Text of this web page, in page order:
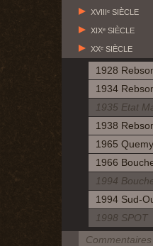
XVIIIᵉ SIÈCLE
XIXᵉ SIÈCLE
XXᵉ SIÈCLE
1928
1934
1935 Etat
1938
1965 Quemy
1966
1994
1994 Sud-
1998 SPOT